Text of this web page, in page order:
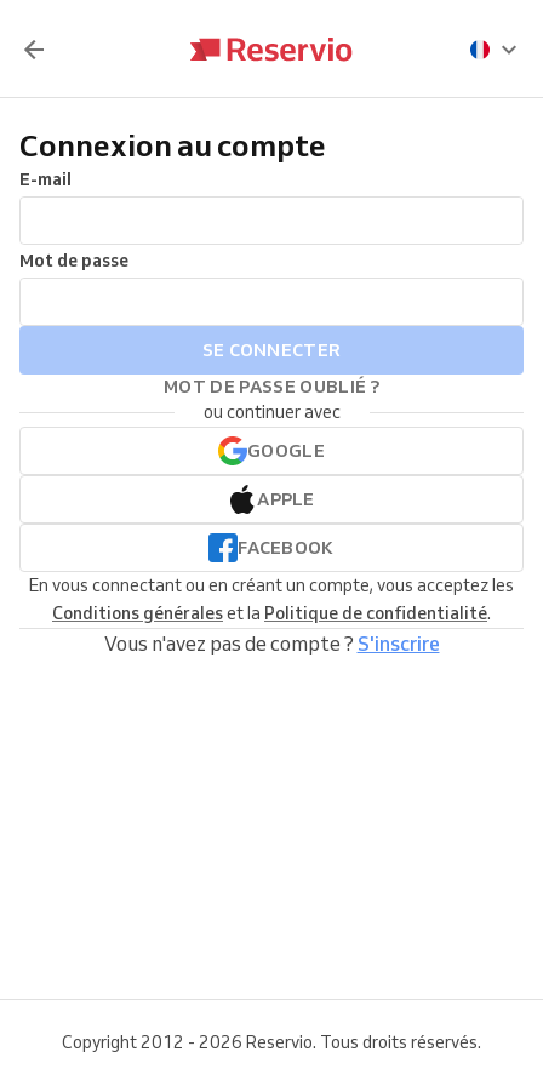
Connexion au compte
E-mail
Mot de passe
SE CONNECTER
MOT DE PASSE OUBLIÉ ?
ou continuer avec
GOOGLE
APPLE
FACEBOOK
En vous connectant ou en créant un compte, vous acceptez les
Conditions généraleset la Politique de confidentialité.
Vous n'avez pas de compte ? S'inscrire
Copyright 2012 - 2026 Reservio. Tous droits réservés.